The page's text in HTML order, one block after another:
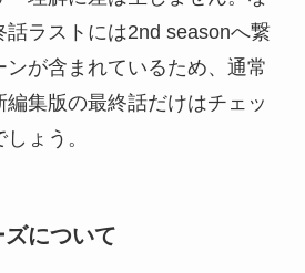
話ラストには2nd seasonへ繋
が含まれているため、通常
集版の最終話だけはチェッ
ょう。
ズについて